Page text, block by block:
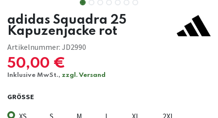
adidas Squadra 25
Kapuzenjacke rot
Artikelnummer: JD2990
50,00 €
Inklusive MwSt., zzgl. Versand
GRÖSSE
XS S M L XL 2XL